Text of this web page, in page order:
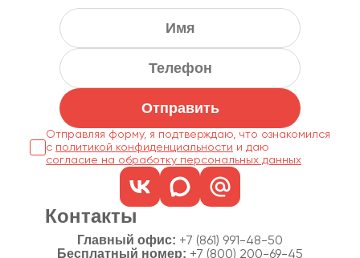
Отправить
Отправляя форму, я подтверждаю, что ознакомился
с политикой конфиденциальности
согласие на обработку персональных данных
Контакты
Главный офис: +7 (861) 991-48-50
Бесплатный номер: +7 (800) 200-69-45